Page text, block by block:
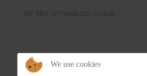
BY FRA ON 04-08-2026 21:53:46
We use cookies